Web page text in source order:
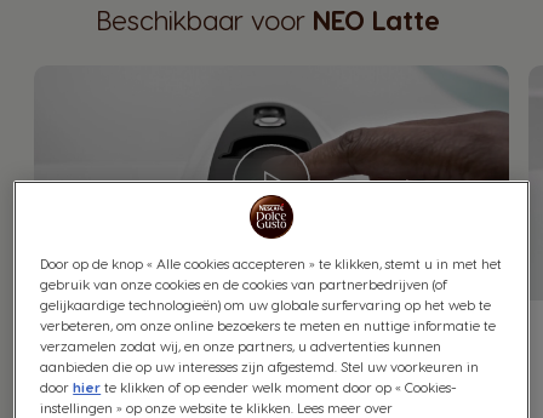
Beschikbaar voor NEO Latte
Hoe stel ik mijn NEO Latte
machine snel in?
Door op de knop « Alle cookies accepteren » te klikken, stemt u in met het
gebruik van onze cookies en de cookies van partnerbedrijven (of
gelijkaardige technologieën) om uw globale surfervaring op het web te
verbeteren, om onze online bezoekers te meten en nuttige informatie te
verzamelen zodat wij, en onze partners, u advertenties kunnen
aanbieden die op uw interesses zijn afgestemd. Stel uw voorkeuren in
doorhier te klikken of op eender welk moment door op « Cookies-
instellingen » op onze website te klikken. Lees meer over